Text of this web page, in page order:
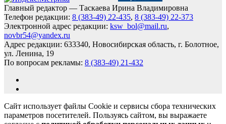
Главный редактор — Таскаева Ирина Владимировна
Телефон редакции: 8 (383-49) 22-435, 8 (383-49) 22-373
Электронной адрес редакции: ksw_bol@mail.ru,
novbr54@yandex.ru
Адрес редакции: 633340, Новосибирская область, г. Болотное,
ул. Ленина, 19
По вопросам рекламы: 8 (383-49) 21-432
Сайт использует файлы Cookie и сервисы сбора технических
параметров посетителей. Пользуясь сайтом, вы выражаете